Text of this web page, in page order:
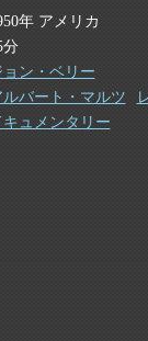
年 アメリカ
分
ョン・ベリー
ルバート・マルツ
キュメンタリー